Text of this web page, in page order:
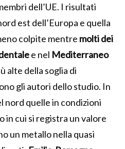
dell’UE. I risultati
est dell’Europa e quella
colpite mentre molti dei
e nel Mediterraneo
alte della soglia di
gli autori dello studio. In
nord quelle in condizioni
in cui si registra un valore
un metallo nella quasi